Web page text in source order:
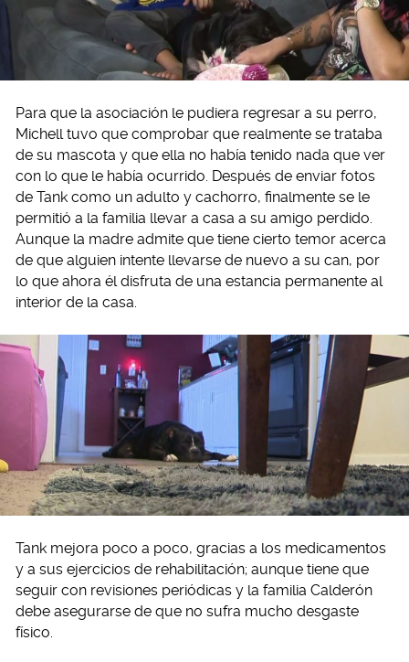
Para que la asociación le pudiera regresar a su perro,
Michell tuvo que comprobar que realmente se trataba
de su mascota y que ella no había tenido nada que ver
con lo que le había ocurrido. Después de enviar fotos
de Tank como un adulto y cachorro, finalmente se le
permitió a la familia llevar a casa a su amigo perdido.
Aunque la madre admite que tiene cierto temor acerca
de que alguien intente llevarse de nuevo a su can, por
lo que ahora él disfruta de una estancia permanente al
interior de la casa.
Tank mejora poco a poco, gracias a los medicamentos
y a sus ejercicios de rehabilitación; aunque tiene que
seguir con revisiones periódicas y la familia Calderón
debe asegurarse de que no sufra mucho desgaste
físico.